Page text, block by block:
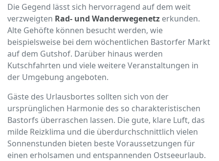
Die Gegend lässt sich hervorragend auf dem weit
verzweigten Rad- und Wanderwegenetz erkunden.
Alte Gehöfte können besucht werden, wie
beispielsweise bei dem wöchentlichen Bastorfer Markt
auf dem Gutshof. Darüber hinaus werden
Kutschfahrten und viele weitere Veranstaltungen in
der Umgebung angeboten.
Gäste des Urlausbortes sollten sich von der
ursprünglichen Harmonie des so charakteristischen
Bastorfs überraschen lassen. Die gute, klare Luft, das
milde Reizklima und die überdurchschnittlich vielen
Sonnenstunden bieten beste Voraussetzungen für
einen erholsamen und entspannenden Ostseeurlaub.